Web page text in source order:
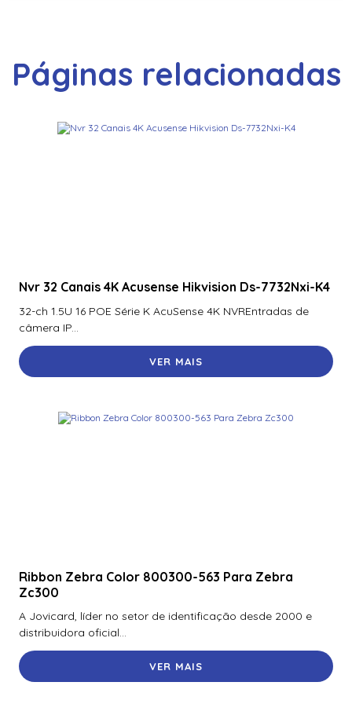
Páginas relacionadas
Nvr 32 Canais 4K Acusense Hikvision Ds-7732Nxi-K4
32-ch 1.5U 16 POE Série K AcuSense 4K NVREntradas de
câmera IP...
VER MAIS
Ribbon Zebra Color 800300-563 Para Zebra
Zc300
A Jovicard, líder no setor de identificação desde 2000 e
distribuidora oficial...
VER MAIS